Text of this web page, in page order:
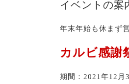
イベントの案
年末年始も休まず
カルビ感謝
期間：2021年12月